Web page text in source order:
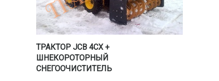
ТРАКТОР JCB 4CX +
ШНЕКОРОТОРНЫЙ
СНЕГООЧИСТИТЕЛЬ